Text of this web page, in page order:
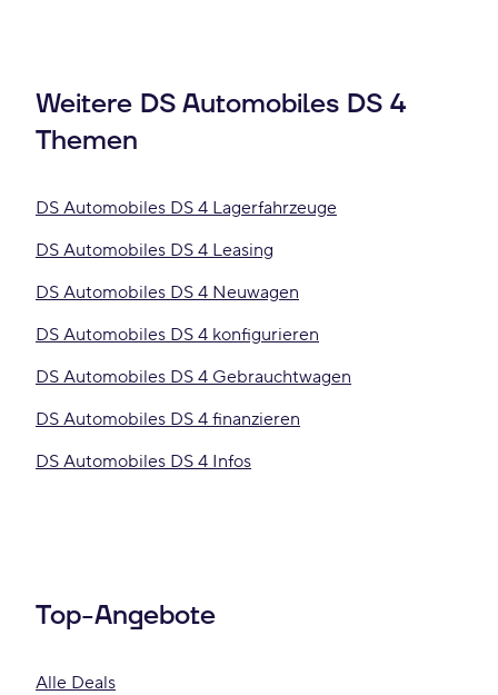
Weitere DS Automobiles DS 4
Themen
DS Automobiles DS 4 Lagerfahrzeuge
DS Automobiles DS 4 Leasing
DS Automobiles DS 4 Neuwagen
DS Automobiles DS 4 konfigurieren
DS Automobiles DS 4 Gebrauchtwagen
DS Automobiles DS 4 finanzieren
DS Automobiles DS 4 Infos
Top-Angebote
Alle Deals